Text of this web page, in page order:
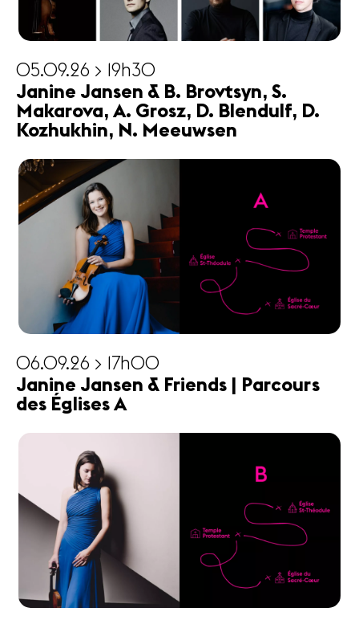
05.09.26 > 19h30
Janine Jansen & B. Brovtsyn, S.
Makarova, A. Grosz, D. Blendulf, D.
Kozhukhin, N. Meeuwsen
06.09.26 > 17h00
Janine Jansen & Friends | Parcours
des Églises A